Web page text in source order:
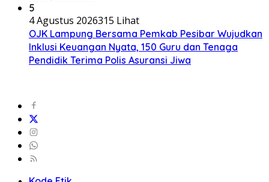
5
4 Agustus 2026315 Lihat
OJK Lampung Bersama Pemkab Pesibar Wujudkan
Inklusi Keuangan Nyata, 150 Guru dan Tenaga
Pendidik Terima Polis Asuransi Jiwa